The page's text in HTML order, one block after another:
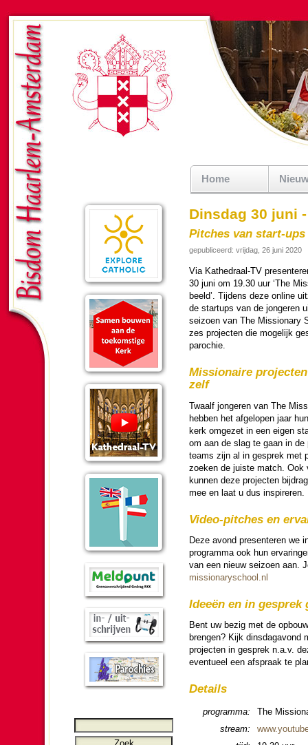
Home
Dinsdag 30 juni
Pitches van start-
gepubliceerd: vrijdag, 26 juni 2020
Via Ka­the­draal-TV
30 juni om 19.30 uur ‘The
beeld’. Tijdens deze online
de startups van de jon­ge­ren
seizoen van The Mis­sio­na­ry
zes projecten die moge­lijk
pa­ro­chie.
Missio­naire
zelf
Twaalf jon­ge­ren van The
hebben het afgelopen jaar
kerk omgezet in een eigen
om aan de slag te gaan in de
teams zijn al in gesprek met
zoeken de juiste match. Ook
kunnen deze projecten
mee en laat u dus in­spi­re­ren.
Video-pitches en
Deze avond presen­te­ren we
pro­gram­ma ook hun
van een nieuw seizoen aan.
mis­sio­na­ryschool.nl
Ideeën en in gesprek
Bent uw bezig met de
brengen? Kijk dins­dag­avond
projecten in gesprek n.a.v.
eventueel een afspraak te
Details
pro­gram­ma:
The
stream: